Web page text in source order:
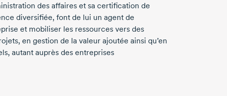
des affaires et sa certification de
diversifiée, font de lui un agent de
et mobiliser les ressources vers des
en gestion de la valeur ajoutée ainsi qu’en
autant auprès des entreprises